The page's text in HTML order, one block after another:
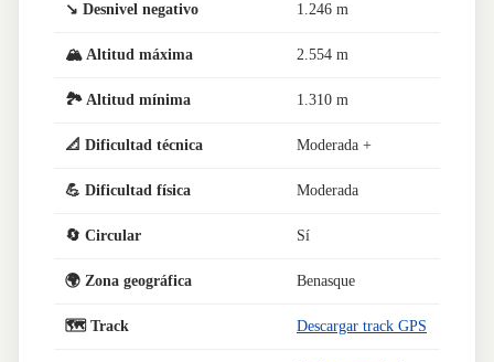
↘️ Desnivel negativo 1.246 m
🏔️ Altitud máxima 2.554 m
🏞️ Altitud mínima 1.310 m
📐 Dificultad técnica Moderada +
💪 Dificultad física Moderada
🔄 Circular Sí
🌍 Zona geográfica Benasque
🗺️ Track Descargar track GPS